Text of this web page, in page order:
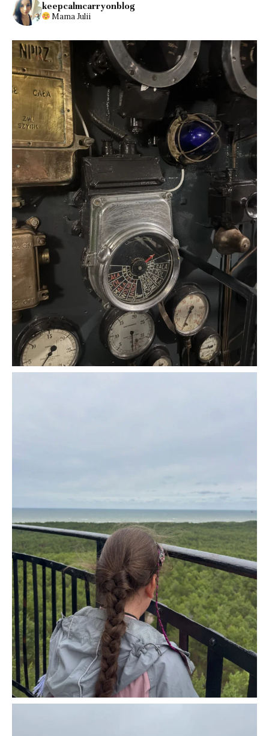
keepcalmcarryonblog
Mama Julii